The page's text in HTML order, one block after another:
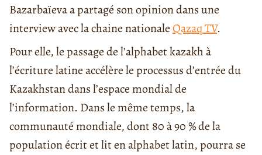
Bazarbaïeva a partagé son opinion dans une
interview avec la chaine nationaleQazaq TV.
Pour elle, le passage de l’alphabet kazakh à
l’écriture latine accélère le processus d’entrée du
Kazakhstan dans l’espace mondial de
l’information. Dans le même temps, la
communauté mondiale, dont 80 à 90 % de la
population écrit et lit en alphabet latin, pourra se